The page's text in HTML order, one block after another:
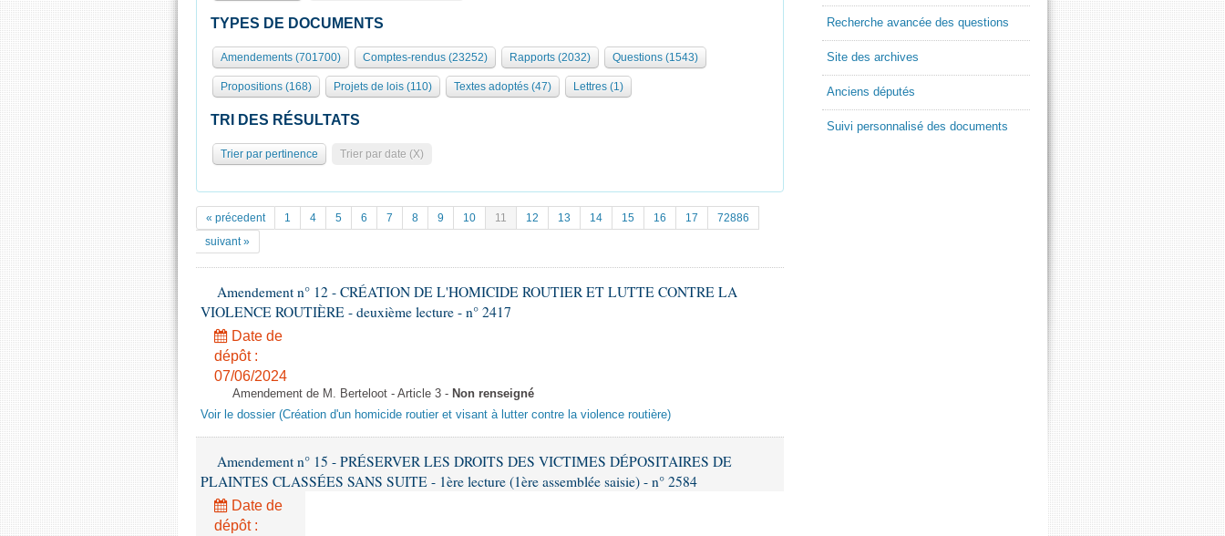
TYPES DE DOCUMENTS
Amendements (701700) Comptes-rendus (23252) Rapports (2032) Questions (1543)
Propositions (168) Projets de lois (110) Textes adoptés (47) Lettres (1)
TRI DES RÉSULTATS
Trier par pertinence Trier par date (X)
« précedent 1 4 5 6 7 8 9 10 11 12 13 14 15 16 17
72886
suivant »
Amendement n° 12 - CRÉATION DE L'HOMICIDE ROUTIER ET LUTTE CONTRE LA
VIOLENCE ROUTIÈRE - deuxième lecture - n° 2417
Date de
dépôt :
07/06/2024
Amendement de M. Berteloot - Article 3 - Non renseigné
Voir le dossier (Création d'un homicide routier et visant à lutter contre la violence routière)
Amendement n° 15 - PRÉSERVER LES DROITS DES VICTIMES DÉPOSITAIRES DE
PLAINTES CLASSÉES SANS SUITE - 1ère lecture (1ère assemblée saisie) - n° 2584
Date de
dépôt :
Recherche avancée des questions
Site des archives
Anciens députés
Suivi personnalisé des documents